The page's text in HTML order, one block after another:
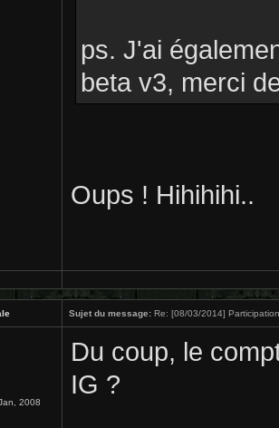
ps. J'ai
beta v3, merci
Oups ! Hihihihi..
Sujet du message: Re: [08/03/2014]
2008
Du coup, le
IG ?